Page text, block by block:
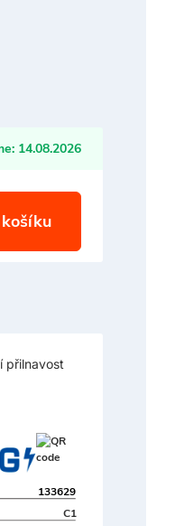
14.08.2026
přilnavost
133629
C1